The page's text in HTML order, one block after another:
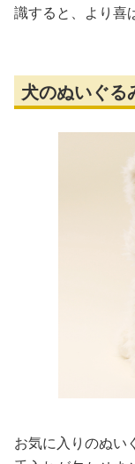
識すると、より喜
犬のぬいぐる
お気に入りのぬい